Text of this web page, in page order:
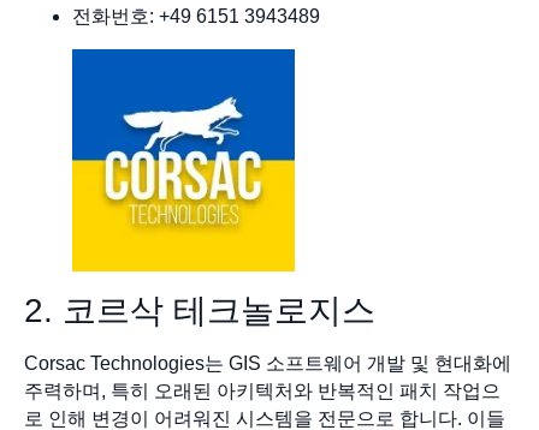
전화번호: +49 6151 3943489
2. 코르삭 테크놀로지스
Corsac Technologies는 GIS 소프트웨어 개발 및 현대화에
주력하며, 특히 오래된 아키텍처와 반복적인 패치 작업으
로 인해 변경이 어려워진 시스템을 전문으로 합니다. 이들